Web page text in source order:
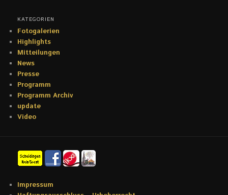
KATEGORIEN
Fotogalerien
Highlights
Mitteilungen
News
Presse
Programm
Programm Archiv
update
Video
Impressum